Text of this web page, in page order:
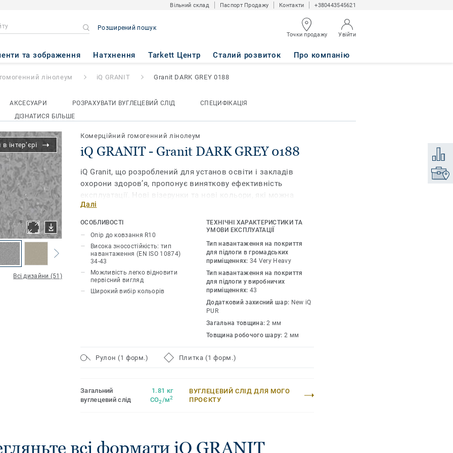
Вільний склад Паспорт Продажу Контакти +380443545621
Розширений пошук
Точки продажу Увійти
та зображення Натхнення Tarkett Центр Сталий розвиток Про компанію
DARK GREY 0188
лінолеум iQ GRANIT Granit DARK GREY 0188
АКСЕСУАРИ РОЗРАХУВАТИ ВУГЛЕЦЕВИЙ СЛІД
СПЕЦИФІКАЦІЯ
ДІЗНАТИСЯ БІЛЬШЕ
інтер’єрі
Всі дизайни (51)
Комерційний гомогенний лінолеум
iQ GRANIT - Granit DARK GREY 0188
iQ Granit, що розроблений для установ освіти і закладів
охорони здоров’я, пропонує виняткову ефективність
експлуатації. Нові візерунки та нові кольори, які можна
поєднувати, але також які красиві самі по собі. iQ Granit
забезпечує надзвичайну довговічність, а також чудову
стійкість до зносу, плям і стирання для всіх місць з
інтенсивним рухом. Немає потреби в мастиках чи воску,
достатньо простого сухого полірування, щоб відновити
початковий вигляд цї підлоги. Завдяки різноманітності
форматів і узгоджених аксесуарів, включно з варіантами
акустичних, антистатичних і стійких до ковзання покриттів
для підлог, iQ Granit є справжньою пропозицією багатьох
Далі
ОСОБЛИВОСТІ
Опір до ковзання R10
Висока зносостійкість: тип
навантаження (EN ISO 10874)
34-43
Можливість легко відновити
первісний вигляд
Широкий вибір кольорів
ТЕХНІЧНІ ХАРАКТЕРИСТИКИ ТА
УМОВИ ЕКСПЛУАТАЦІЇ
Тип навантаження на покриття
для підлоги в громадських
приміщеннях: 34 Very Heavy
Тип навантаження на покриття
для підлоги у виробничих
приміщеннях: 43
Додатковий захисний шар: New iQ
PUR
Загальна товщина:2 мм
Товщина робочого шару: 2 мм
Рулон (1 форм.) Плитка (1 форм.)
Загальний
вуглецевий слід
1.81 кг
CO2/м2
ВУГЛЕЦЕВИЙ СЛІД ДЛЯ МОГО
ПРОЄКТУ
всі формати iQ GRANIT